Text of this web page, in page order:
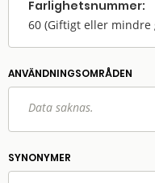
Farlighets­nummer:
60 (Giftigt eller mindre
ANVÄNDNINGS­OMRÅDEN
Data saknas.
SYNONYMER